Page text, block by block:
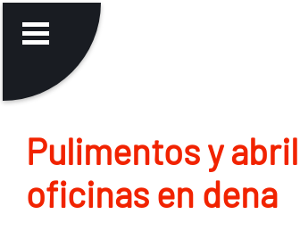
Pulimentos y
oficinas en dena